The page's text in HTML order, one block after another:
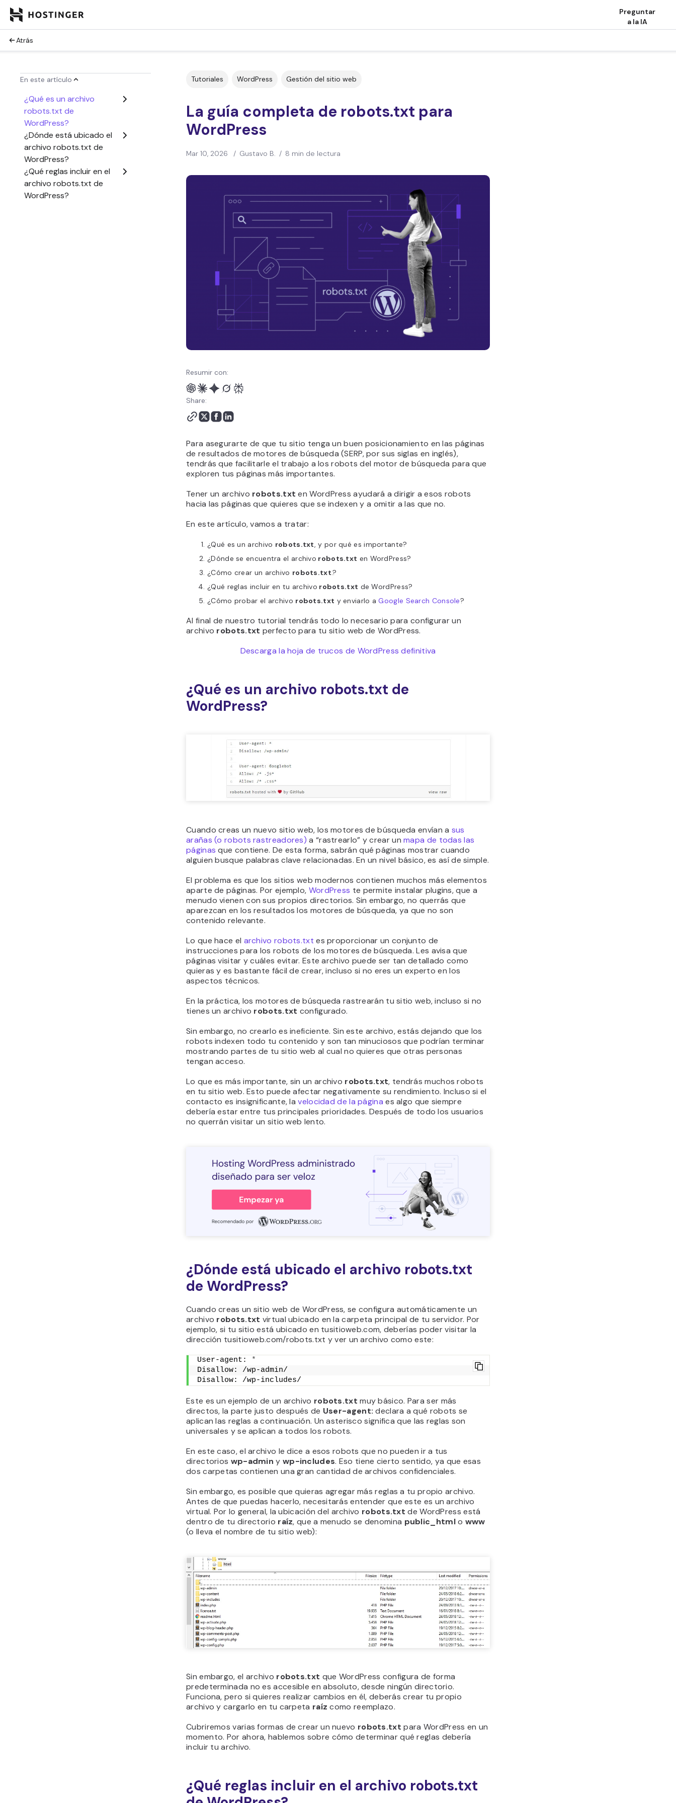
Preguntar
a la IA
Atrás
En este artículo
¿Qué es un archivo
robots.txt de
WordPress?
¿Dónde está ubicado el
archivo robots.txt de
WordPress?
¿Qué reglas incluir en el
archivo robots.txt de
WordPress?
Tutoriales WordPress Gestión del sitio web
La guía completa de robots.txt para
WordPress
Mar 10, 2026 / Gustavo B. / 8 min de lectura
Resumir con:
Share:
Para asegurarte de que tu sitio tenga un buen posicionamiento en las páginas
de resultados de motores de búsqueda (SERP, por sus siglas en inglés),
tendrás que facilitarle el trabajo a los robots del motor de búsqueda para que
exploren tus páginas más importantes.
Tener un archivo robots.txt en WordPress ayudará a dirigir a esos robots
hacia las páginas que quieres que se indexen y a omitir a las que no.
En este artículo, vamos a tratar:
¿Qué es un archivo robots.txt, y por qué es importante?
¿Dónde se encuentra el archivo robots.txt en WordPress?
¿Cómo crear un archivo robots.txt.?
¿Qué reglas incluir en tu archivo robots.txt de WordPress?
¿Cómo probar el archivo robots.txt y enviarlo aGoogle Search Console?
Al final de nuestro tutorial tendrás todo lo necesario para configurar un
archivo robots.txt perfecto para tu sitio web de WordPress.
Descarga la hoja de trucos de WordPress definitiva
¿Qué es un archivo robots.txt de
WordPress?
Cuando creas un nuevo sitio web, los motores de búsqueda envían a sus
arañas (o robots rastreadores) a “rastrearlo” y crear unmapa de todas las
páginas que contiene. De esta forma, sabrán qué páginas mostrar cuando
alguien busque palabras clave relacionadas. En un nivel básico, es así de simple.
El problema es que los sitios web modernos contienen muchos más elementos
aparte de páginas. Por ejemplo, WordPress te permite instalar plugins, que a
menudo vienen con sus propios directorios. Sin embargo, no querrás que
aparezcan en los resultados los motores de búsqueda, ya que no son
contenido relevante.
Lo que hace el archivo robots.txt es proporcionar un conjunto de
instrucciones para los robots de los motores de búsqueda. Les avisa que
páginas visitar y cuáles evitar. Este archivo puede ser tan detallado como
quieras y es bastante fácil de crear, incluso si no eres un experto en los
aspectos técnicos.
En la práctica, los motores de búsqueda rastrearán tu sitio web, incluso si no
tienes un archivo robots.txt configurado.
Sin embargo, no crearlo es ineficiente. Sin este archivo, estás dejando que los
robots indexen todo tu contenido y son tan minuciosos que podrían terminar
mostrando partes de tu sitio web al cual no quieres que otras personas
tengan acceso.
Lo que es más importante, sin un archivo robots.txt, tendrás muchos robots
en tu sitio web. Esto puede afectar negativamente su rendimiento. Incluso si el
contacto es insignificante, lavelocidad de la página es algo que siempre
debería estar entre tus principales prioridades. Después de todo los usuarios
no querrán visitar un sitio web lento.
¿Dónde está ubicado el archivo robots.txt
de WordPress?
Cuando creas un sitio web de WordPress, se configura automáticamente un
archivo robots.txt virtual ubicado en la carpeta principal de tu servidor. Por
ejemplo, si tu sitio está ubicado en tusitioweb.com, deberías poder visitar la
dirección tusitioweb.com/robots.txt y ver un archivo como este:
User-agent:
*
Disallow: /wp-admin/
Disallow: /wp-includes/
Este es un ejemplo de un archivo robots.txt muy básico. Para ser más
directos, la parte justo después de User-agent: declara a qué robots se
aplican las reglas a continuación. Un asterisco significa que las reglas son
universales y se aplican a todos los robots.
En este caso, el archivo le dice a esos robots que no pueden ir a tus
directorios wp-admin y wp-includes. Eso tiene cierto sentido, ya que esas
dos carpetas contienen una gran cantidad de archivos confidenciales.
Sin embargo, es posible que quieras agregar más reglas a tu propio archivo.
Antes de que puedas hacerlo, necesitarás entender que este es un archivo
virtual. Por lo general, la ubicación del archivo robots.txt de WordPress está
dentro de tu directorio raíz, que a menudo se denomina public_htmlo www
(o lleva el nombre de tu sitio web):
Sin embargo, el archivo robots.txt que WordPress configura de forma
predeterminada no es accesible en absoluto, desde ningún directorio.
Funciona, pero si quieres realizar cambios en él, deberás crear tu propio
archivo y cargarlo en tu carpeta raíz como reemplazo.
Cubriremos varias formas de crear un nuevo robots.txt para WordPress en un
momento. Por ahora, hablemos sobre cómo determinar qué reglas debería
incluir tu archivo.
¿Qué reglas incluir en el archivo robots.txt